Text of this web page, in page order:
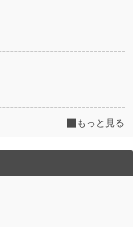
もっと見る